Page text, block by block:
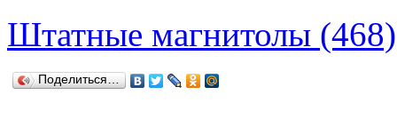
Штатные магнитолы (468)
Поделиться…